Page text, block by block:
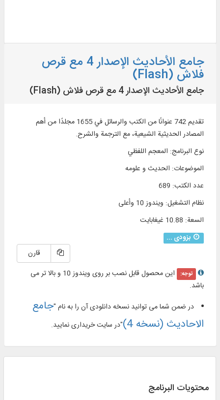
جامع الأحاديث الإصدار 4 مع قرص
فلاش (Flash)
جامع الأحاديث الإصدار 4 مع قرص فلاش (Flash)
تقديم 742 عنوانًا من الكتب والرسائل في 1655 مجلدًا من أهم
المصادر الحديثية الشيعية، مع الترجمة والشرح.
نوع البرنامج: المعجم اللفظي
الموضوعات: الحديث و علومه
عدد الكتب:
689
نظام التشغیل: ويندوز 10 وأعلی
السعة: 10.88 غيغابايت
بزودی ...
قارن
توجه:
این محصول قابل نصب بر روی ویندوز 10 و بالا تر می
باشد.
در ضمن شما می توانید نسخه دانلودی آن را به نام "جامع
الاحادیث (نسخه 4)
"در سایت خریداری نمایید.
محتويات البرنامج